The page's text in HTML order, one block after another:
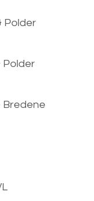
Polder
Polder
Bredene